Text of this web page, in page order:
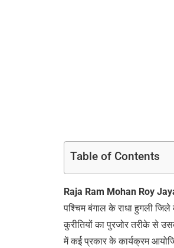
Table of Contents
Raja Ram Mohan Roy
पश्चिम बंगाल के राधा हुगली जिले
कुरीतियों का पुरजोर तरीके से
में कई प्रकार के कार्यक्रम